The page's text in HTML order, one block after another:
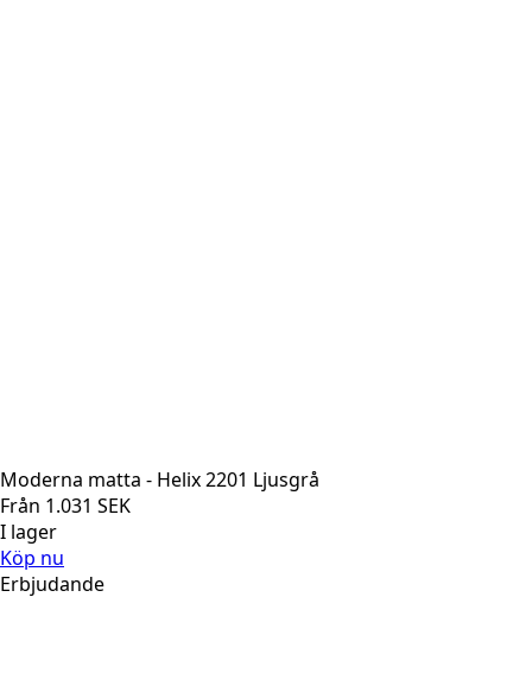
Moderna matta - Helix 2201 Ljusgrå
Från 1.031 SEK
I lager
Köp nu
Erbjudande